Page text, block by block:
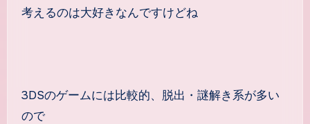
考えるのは大好きなんですけどね
3DSのゲームには比較的、脱出・謎解き系が多い
ので